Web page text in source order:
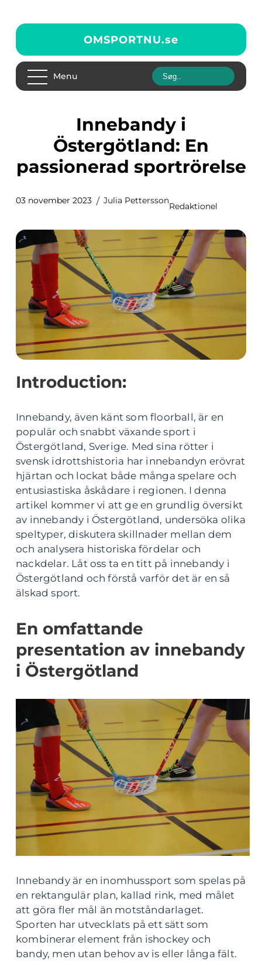
OMSPORTNU.se
Menu
Innebandy i
Östergötland: En
passionerad sportrörelse
03 november 2023 Julia Pettersson
Redaktionel
Introduction:
Innebandy, även känt som floorball, är en
populär och snabbt växande sport i
Östergötland, Sverige. Med sina rötter i
svensk idrottshistoria har innebandyn erövrat
hjärtan och lockat både många spelare och
entusiastiska åskådare i regionen. I denna
artikel kommer vi att ge en grundlig översikt
av innebandy i Östergötland, undersöka olika
speltyper, diskutera skillnader mellan dem
och analysera historiska fördelar och
nackdelar. Låt oss ta en titt på innebandy i
Östergötland och förstå varför det är en så
älskad sport.
En omfattande
presentation av innebandy
i Östergötland
Innebandy är en inomhussport som spelas på
en rektangulär plan, kallad rink, med målet
att göra fler mål än motståndarlaget.
Sporten har utvecklats på ett sätt som
kombinerar element från ishockey och
bandy, men utan behov av is eller långa fält.